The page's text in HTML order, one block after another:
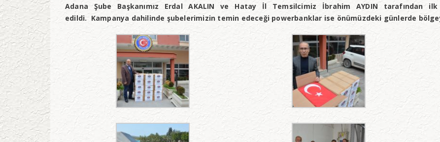
Adana Şube Başkanımız Erdal AKALIN ve Hatay İl Temsilcimiz İbrahim AYDIN tarafından
edildi. Kampanya dahilinde şubelerimizin temin edeceği powerbanklar ise önümüzdeki günlerde